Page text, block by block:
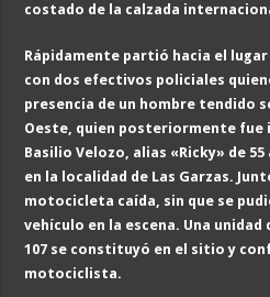
costado de la calzada
Rápidamente partió hacia el
con dos efectivos policiales
presencia de un hombre tendido
Oeste, quien posteriormente fue
Basilio Velozo, alias «Ricky» de 55
en la localidad de Las Garzas.
motocicleta caída, sin que se
vehículo en la escena. Una
107 se constituyó en el sitio y
motociclista.